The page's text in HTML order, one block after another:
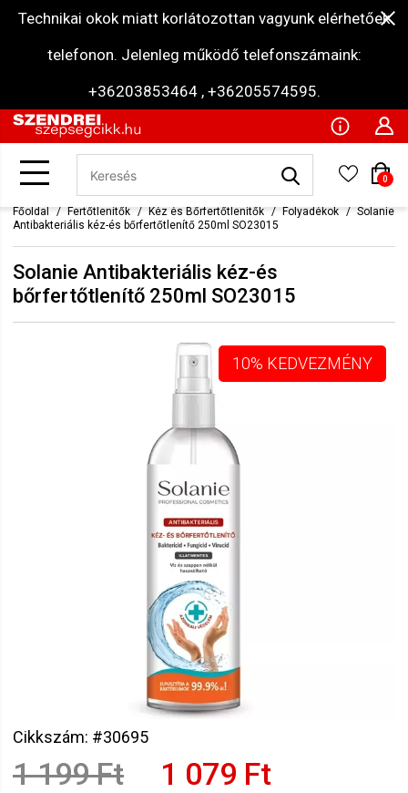
Technikai okok miatt korlátozottan vagyunk elérhetőek
telefonon. Jelenleg működő telefonszámaink:
+36203853464 , +36205574595.
0
Főoldal Fertőtlenítők Kéz és Bőrfertőtlenítők Folyadékok
Solanie
Antibakteriális kéz-és bőrfertőtlenítő 250ml SO23015
Solanie Antibakteriális kéz-és
bőrfertőtlenítő 250ml SO23015
10% KEDVEZMÉNY
Cikkszám: #30695
1 199 Ft 1 079 Ft